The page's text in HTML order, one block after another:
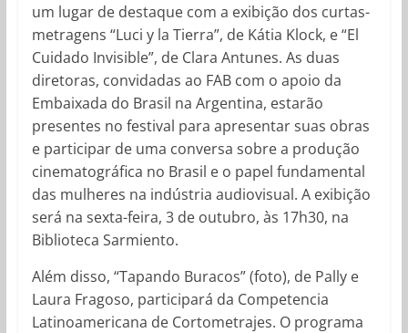
um lugar de destaque com a exibição dos curtas-
metragens “Luci y la Tierra”, de Kátia Klock, e “El
Cuidado Invisible”, de Clara Antunes. As duas
diretoras, convidadas ao FAB com o apoio da
Embaixada do Brasil na Argentina, estarão
presentes no festival para apresentar suas obras
e participar de uma conversa sobre a produção
cinematográfica no Brasil e o papel fundamental
das mulheres na indústria audiovisual. A exibição
será na sexta-feira, 3 de outubro, às 17h30, na
Biblioteca Sarmiento.
Além disso, “Tapando Buracos” (foto), de Pally e
Laura Fragoso, participará da Competencia
Latinoamericana de Cortometrajes. O programa